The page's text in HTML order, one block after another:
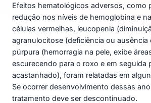
Efeitos hematológicos adversos, como
redução nos níveis de hemoglobina e
células vermelhas, leucopenia
agranulocitose (deficiência ou ausência
púrpura (hemorragia na pele, exibe
escurecendo para o roxo e em seguida
acastanhado), foram relatadas em
Se ocorrer desenvolvimento dessas
tratamento deve ser descontinuado.